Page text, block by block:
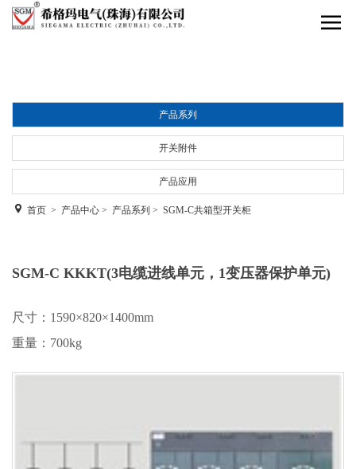
产品系列
开关附件
产品应用
首页 > 产品中心 > 产品系列 > SGM-C共箱型开关柜
SGM-C KKKT(3电缆进线单元，1变压器保护单元)
尺寸：1590×820×1400mm
重量：700kg